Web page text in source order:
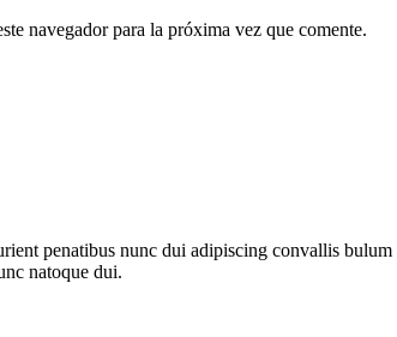
navegador para la próxima vez que comente.
penatibus nunc dui adipiscing convallis
natoque dui.